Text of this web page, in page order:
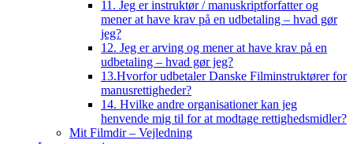
11. Jeg er instruktør / manuskriptforfatter og
mener at have krav på en udbetaling – hvad gør
jeg?
12. Jeg er arving og mener at have krav på en
udbetaling – hvad gør jeg?
13.Hvorfor udbetaler Danske Filminstruktører for
manusrettigheder?
14. Hvilke andre organisationer kan jeg
henvende mig til for at modtage rettighedsmidler?
Mit Filmdir – Vejledning